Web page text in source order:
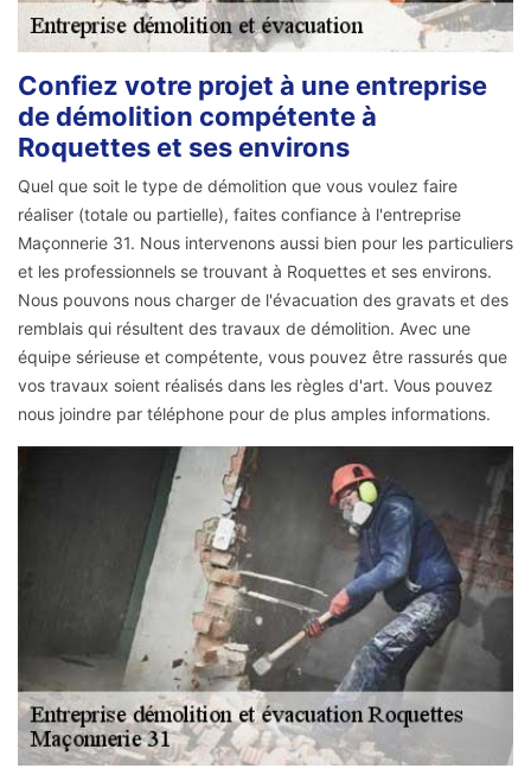
Confiez votre projet à une entreprise
de démolition compétente à
Roquettes et ses environs
Quel que soit le type de démolition que vous voulez faire
réaliser (totale ou partielle), faites confiance à l'entreprise
Maçonnerie 31. Nous intervenons aussi bien pour les particuliers
et les professionnels se trouvant à Roquettes et ses environs.
Nous pouvons nous charger de l'évacuation des gravats et des
remblais qui résultent des travaux de démolition. Avec une
équipe sérieuse et compétente, vous pouvez être rassurés que
vos travaux soient réalisés dans les règles d'art. Vous pouvez
nous joindre par téléphone pour de plus amples informations.